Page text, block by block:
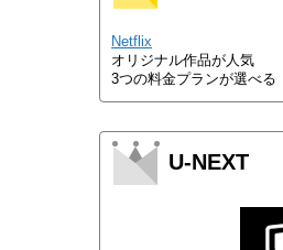
Netflix
オリジナル作品が人気
3つの料金プランが選べる
U-NEXT